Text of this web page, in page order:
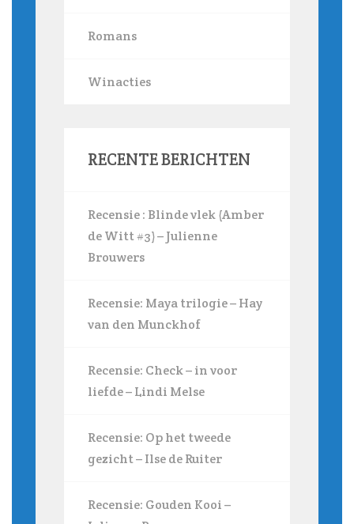
Romans
Winacties
RECENTE BERICHTEN
Recensie : Blinde vlek (Amber
de Witt #3) – Julienne
Brouwers
Recensie: Maya trilogie – Hay
van den Munckhof
Recensie: Check – in voor
liefde – Lindi Melse
Recensie: Op het tweede
gezicht – Ilse de Ruiter
Recensie: Gouden Kooi –